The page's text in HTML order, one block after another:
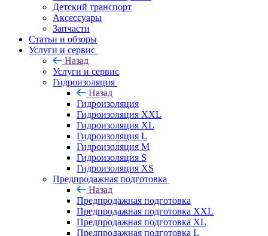
Детский транспорт
Аксессуары
Запчасти
Статьи и обзоры
Услуги и сервис
Назад
Услуги и сервис
Гидроизоляция
Назад
Гидроизоляция
Гидроизоляция XXL
Гидроизоляция XL
Гидроизоляция L
Гидроизоляция M
Гидроизоляция S
Гидроизоляция XS
Предпродажная подготовка
Назад
Предпродажная подготовка
Предпродажная подготовка XXL
Предпродажная подготовка XL
Предпродажная подготовка L